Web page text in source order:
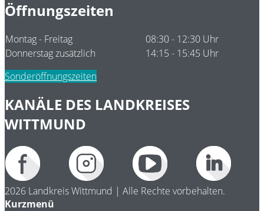
Öffnungszeiten
Montag - Freitag
08:30 - 12:30 Uhr
Donnerstag zusätzlich
14:15 - 15:45 Uhr
Sonderöffnungszeiten
KANÄLE DES LANDKREISES
WITTMUND
2026 Landkreis Wittmund | Alle Rechte vorbehalten.
Kurzmenü